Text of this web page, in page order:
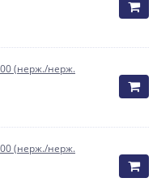
(нерж./нерж.
(нерж./нерж.